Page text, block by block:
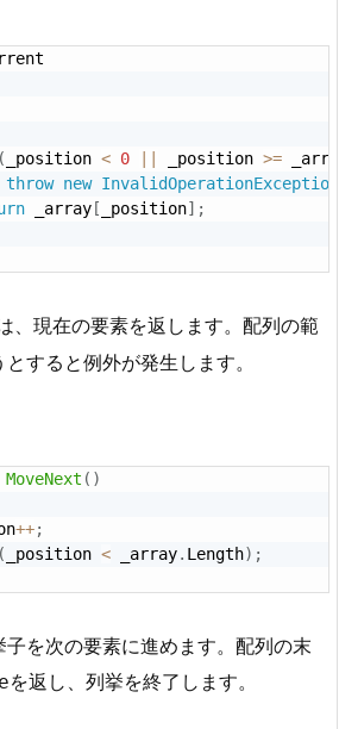
( _position < 0 _position >=
throw new InvalidOperationException
_array [ _position] ;
、現在の要素を返します。配列の範
すると例外が発生します。
MoveNext ( )
++;
( _position < _array. Length) ;
を次の要素に進めます。配列の末
を返し、列挙を終了します。